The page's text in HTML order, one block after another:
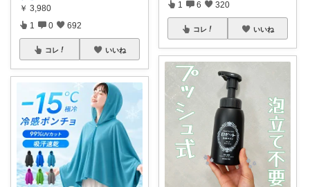
￥ 3,980
1 0 692
コレ いいね
1 6 320
コレ いいね